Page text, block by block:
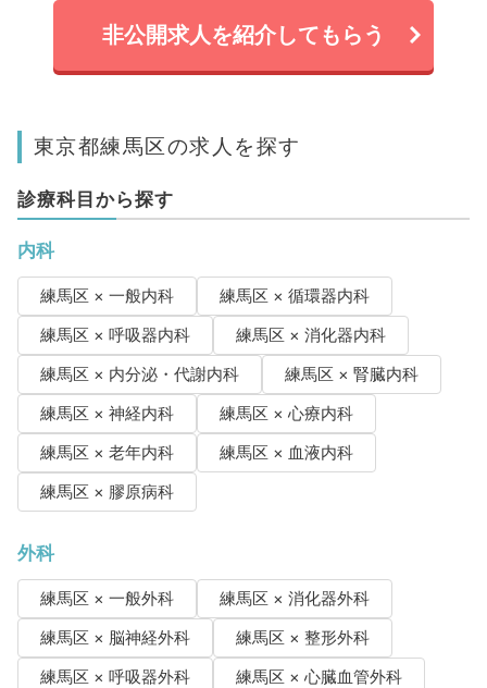
非公開求人を紹介してもらう
東京都練馬区の求人を探す
診療科目から探す
内科
練馬区 × 一般内科
練馬区 × 循環器内科
練馬区 × 呼吸器内科
練馬区 × 消化器内科
練馬区 × 内分泌・代謝内科
練馬区 × 腎臓内科
練馬区 × 神経内科
練馬区 × 心療内科
練馬区 × 老年内科
練馬区 × 血液内科
練馬区 × 膠原病科
外科
練馬区 × 一般外科
練馬区 × 消化器外科
練馬区 × 脳神経外科
練馬区 × 整形外科
練馬区 × 呼吸器外科
練馬区 × 心臓血管外科